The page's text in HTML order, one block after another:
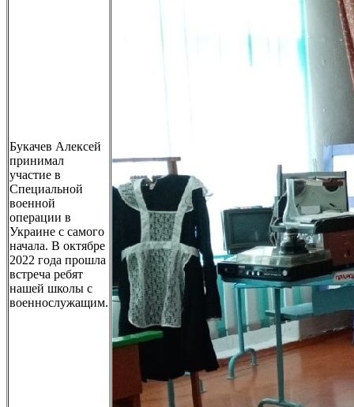
Букачев Алексей
принимал
участие в
Специальной
военной
операции в
Украине с самого
начала. В октябре
2022 года прошла
встреча ребят
нашей школы с
военнослужащим.